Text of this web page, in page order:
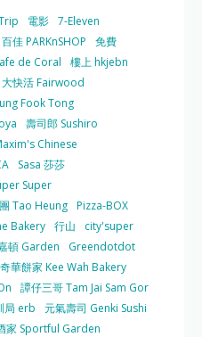
電影 7-Eleven
百佳 PARKnSHOP
免費
de Coral
樓上 hkjebn
大快活 Fairwood
Fook Tong
壽司郎 Sushiro
Chinese
Sasa 莎莎
Super
Tao Heung Pizza-BOX
Bakery 行山
city'super
頓 Garden
Greendotdot
奇華餅家 Kee Wah Bakery
譚仔三哥 Tam Jai Sam Gor
局 erb
元氣壽司 Genki Sushi
家 Sportful Garden